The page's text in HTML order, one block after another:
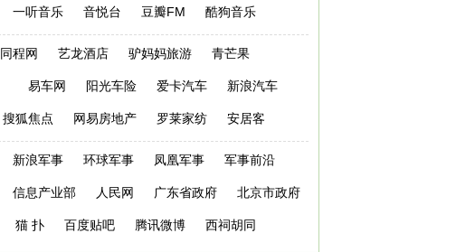
一听音乐 音悦台 豆瓣FM 酷狗音乐
同程网 艺龙酒店 驴妈妈旅游 青芒果
易车网 阳光车险 爱卡汽车 新浪汽车
搜狐焦点 网易房地产 罗莱家纺 安居客
新浪军事 环球军事 凤凰军事 军事前沿
信息产业部 人民网 广东省政府 北京市政府
猫 扑 百度贴吧 腾讯微博 西祠胡同